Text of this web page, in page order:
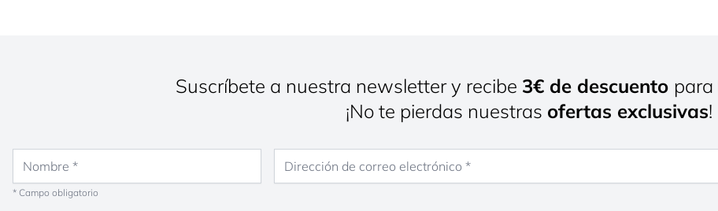
Suscríbete a nuestra newsletter y recibe 3€ de descuento para
¡No te pierdas nuestras ofertas exclusivas!
* Campo obligatorio